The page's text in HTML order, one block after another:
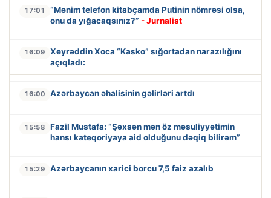
17:01
“Mənim telefon kitabçamda Putinin nömrəsi olsa,
onu da yığacaqsınız?” - Jurnalist
16:09
Xeyrəddin Xoca “Kasko” sığortadan narazılığını
açıqladı:
16:00 Azərbaycan əhalisinin gəlirləri artdı
15:58
Fazil Mustafa: “Şəxsən mən öz məsuliyyətimin
hansı kateqoriyaya aid olduğunu dəqiq bilirəm”
15:29 Azərbaycanın xarici borcu 7,5 faiz azalıb